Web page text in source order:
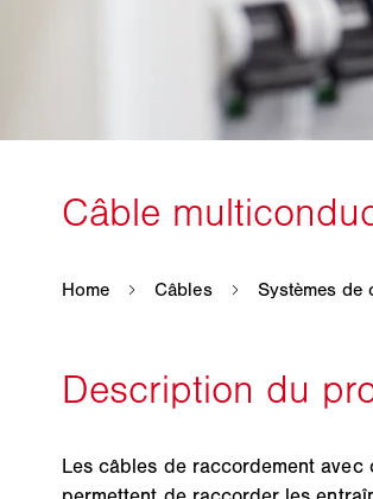
Les câbles de raccordement